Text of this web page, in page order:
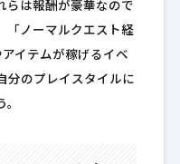
らは報酬が豪華なので
「ノーマルクエスト経
イテムが稼げるイベ
分のプレイスタイルに